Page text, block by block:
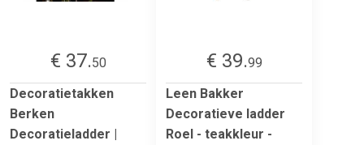
€ 37.50
Decoratietakken
Berken
Decoratieladder |
€ 39.99
Leen Bakker
Decoratieve ladder
Roel - teakkleur -